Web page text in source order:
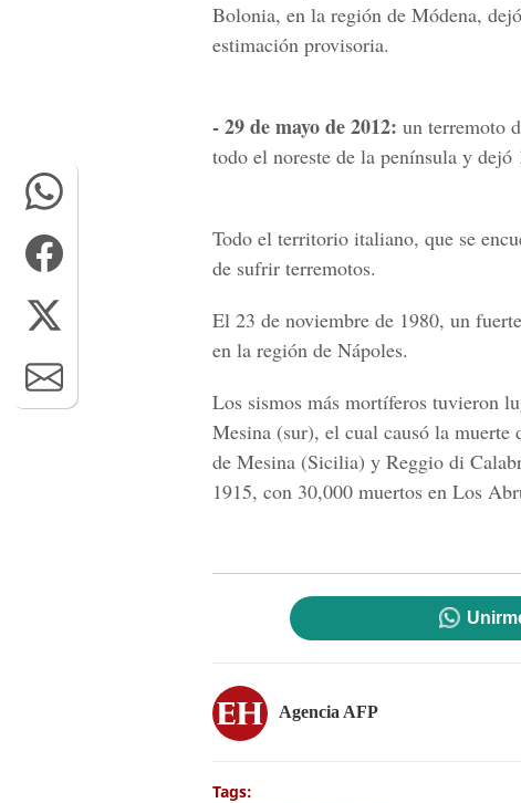
Bolonia, en la región de Módena,
estimación provisoria.
- 29 de mayo de 2012: un terremoto
todo el noreste de la península y
Todo el territorio italiano, que se
de sufrir terremotos.
El 23 de noviembre de 1980, un
en la región de Nápoles.
Los sismos más mortíferos tuvieron
Mesina (sur), el cual causó la muerte
de Mesina (Sicilia) y Reggio di
1915, con 30,000 muertos en Los
Agencia AFP
Tags: